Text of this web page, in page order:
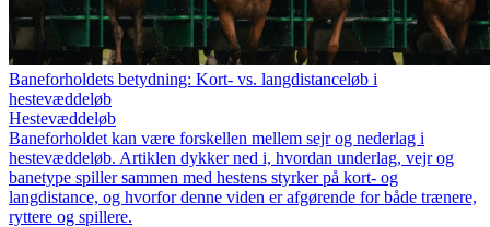
Baneforholdets betydning: Kort- vs. langdistanceløb i
hestevæddeløb
Hestevæddeløb
Baneforholdet kan være forskellen mellem sejr og nederlag i
hestevæddeløb. Artiklen dykker ned i, hvordan underlag, vejr og
banetype spiller sammen med hestens styrker på kort- og
langdistance, og hvorfor denne viden er afgørende for både trænere,
ryttere og spillere.